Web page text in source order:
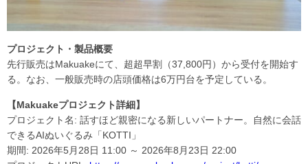
プロジェクト・製品概要
先行販売はMakuakeにて、超超早割（37,800円）から受付を開始す
る。なお、一般販売時の店頭価格は6万円台を予定している。
【Makuakeプロジェクト詳細】
プロジェクト名: 話すほど親密になる新しいパートナー。自然に会話
できるAIぬいぐるみ「KOTTI」
期間: 2026年5月28日 11:00 ～ 2026年8月23日 22:00